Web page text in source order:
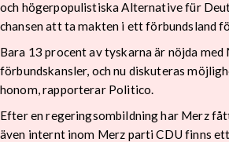
och högerpopulistiska Alternative für
chansen att ta makten i ett förbundsland
Bara 13 procent av tyskarna är nöjda
förbundskansler, och nu diskuteras
honom, rapporterar Politico.
Efter en regeringsombildning har Merz
även internt inom Merz parti CDU finns